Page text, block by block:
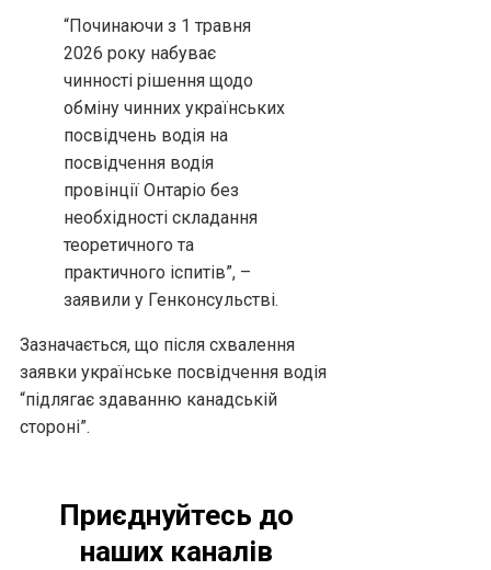
“Починаючи з 1 травня
2026 року набуває
чинності рішення щодо
обміну чинних українських
посвідчень водія на
посвідчення водія
провінції Онтаріо без
необхідності складання
теоретичного та
практичного іспитів”, –
заявили у Генконсульстві.
Зазначається, що після схвалення
заявки українське посвідчення водія
“підлягає здаванню канадській
стороні”.
Приєднуйтесь до
наших каналів